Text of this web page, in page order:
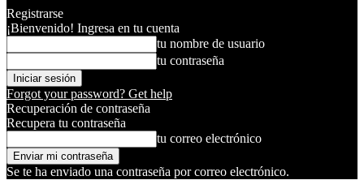
Registrarse
¡Bienvenido! Ingresa en tu cuenta
tu nombre de usuario
tu contraseña
Forgot your password? Get help
Recuperación de contraseña
Recupera tu contraseña
tu correo electrónico
Se te ha enviado una contraseña por correo electrónico.